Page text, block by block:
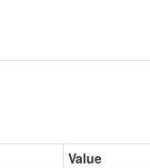
Value